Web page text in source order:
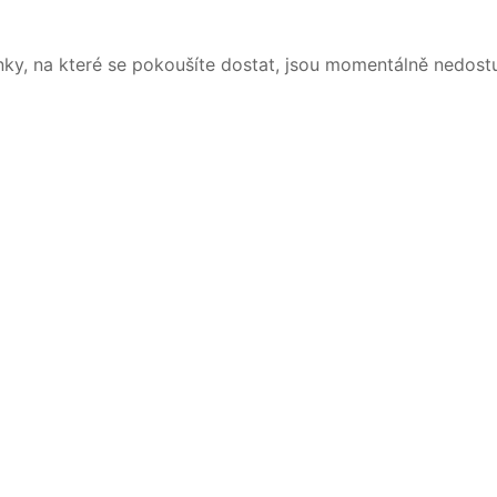
na které se pokoušíte dostat, jsou momentálně